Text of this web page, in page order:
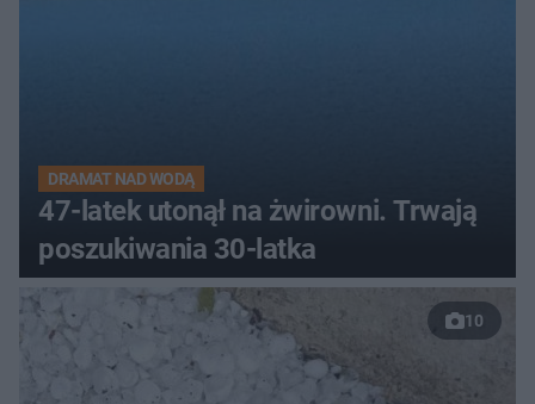
DRAMAT NAD WODĄ
47-latek utonął na żwirowni. Trwają
poszukiwania 30-latka
10